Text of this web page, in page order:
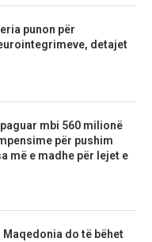
punon për
detajet
mbi 560 milionë
për pushim
më e madhe për lejet e
Maqedonia do të bëhet